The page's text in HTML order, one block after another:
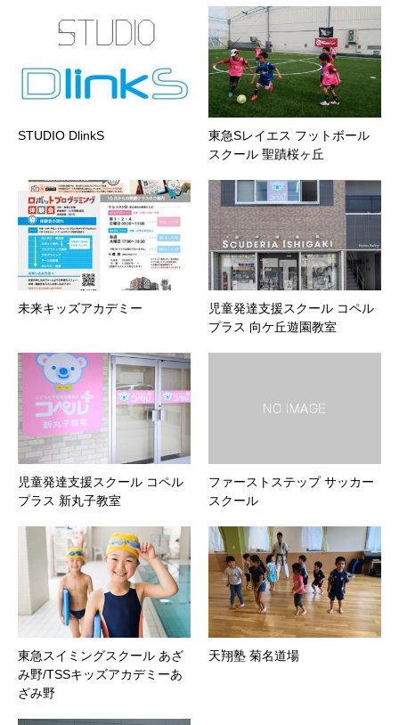
STUDIO DlinkS
東急Sレイエス フットボール
スクール 聖蹟桜ヶ丘
未来キッズアカデミー
児童発達支援スクール コペル
プラス 向ケ丘遊園教室
児童発達支援スクール コペル
プラス 新丸子教室
ファーストステップ サッカー
スクール
東急スイミングスクール あざ
み野/TSSキッズアカデミーあ
ざみ野
天翔塾 菊名道場